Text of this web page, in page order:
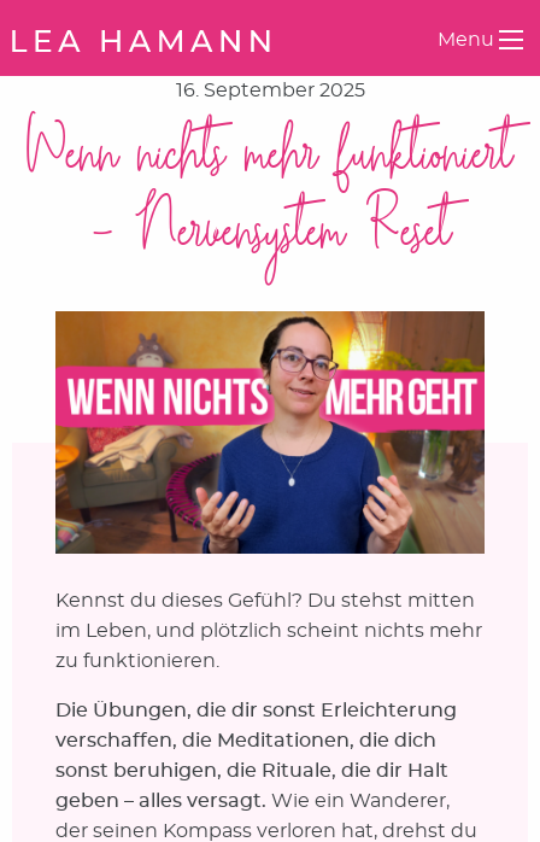
Menu
16. September 2025
Wenn nichts mehr funktioniert
– Nervensystem Reset
Kennst du dieses Gefühl? Du stehst mitten
im Leben, und plötzlich scheint nichts mehr
zu funktionieren.
Die Übungen, die dir sonst Erleichterung
verschaffen, die Meditationen, die dich
sonst beruhigen, die Rituale, die dir Halt
geben – alles versagt. Wie ein Wanderer,
der seinen Kompass verloren hat, drehst du